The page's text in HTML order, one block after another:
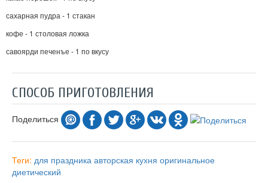
сахарная пудра - 1 стакан
кофе - 1 столовая ложка
савоярди печенъе - 1 по вкусу
СПОСОБ ПРИГОТОВЛЕНИЯ
Поделиться
Теги: для праздника авторская кухня оригинальное
диетический